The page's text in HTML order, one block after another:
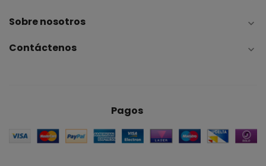
Sobre nosotros 
Contáctenos 
Pagos